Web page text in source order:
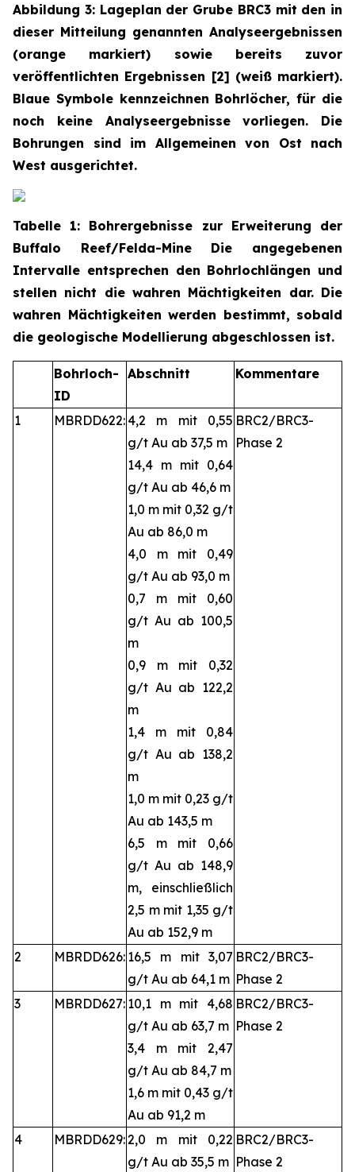
Abbildung 3: Lageplan der Grube BRC3 mit den in
dieser Mitteilung genannten Analyseergebnissen
(orange markiert) sowie bereits zuvor
veröffentlichten Ergebnissen [2] (weiß markiert).
Blaue Symbole kennzeichnen Bohrlöcher, für die
noch keine Analyseergebnisse vorliegen. Die
Bohrungen sind im Allgemeinen von Ost nach
West ausgerichtet.
Tabelle 1: Bohrergebnisse zur Erweiterung der
Buffalo Reef/Felda-Mine Die angegebenen
Intervalle entsprechen den Bohrlochlängen und
stellen nicht die wahren Mächtigkeiten dar. Die
wahren Mächtigkeiten werden bestimmt, sobald
die geologische Modellierung abgeschlossen ist.
Bohrloch-
ID
Abschnitt Kommentare
1 MBRDD622: 4,2 m mit 0,55
g/t Au ab 37,5 m
14,4 m mit 0,64
g/t Au ab 46,6 m
1,0 m mit 0,32 g/t
Au ab 86,0 m
4,0 m mit 0,49
g/t Au ab 93,0 m
0,7 m mit 0,60
g/t Au ab 100,5
m
0,9 m mit 0,32
g/t Au ab 122,2
m
1,4 m mit 0,84
g/t Au ab 138,2
m
1,0 m mit 0,23 g/t
Au ab 143,5 m
6,5 m mit 0,66
g/t Au ab 148,9
m, einschließlich
2,5 m mit 1,35 g/t
Au ab 152,9 m
BRC2/BRC3-
Phase 2
2 MBRDD626: 16,5 m mit 3,07
g/t Au ab 64,1 m
BRC2/BRC3-
Phase 2
3
MBRDD627: 10,1 m mit 4,68
g/t Au ab 63,7 m
3,4 m mit 2,47
g/t Au ab 84,7 m
1,6 m mit 0,43 g/t
Au ab 91,2 m
BRC2/BRC3-
Phase 2
4 MBRDD629:2,0 m mit 0,22
g/t Au ab 35,5 m
BRC2/BRC3-
Phase 2